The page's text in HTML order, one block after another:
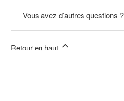
Vous avez d’autres questions ?
Retour en haut